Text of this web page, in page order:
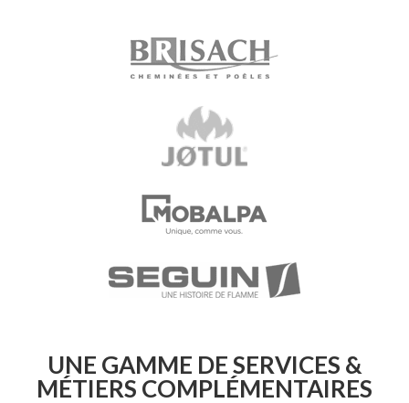
UNE GAMME DE SERVICES &
MÉTIERS COMPLÉMENTAIRES